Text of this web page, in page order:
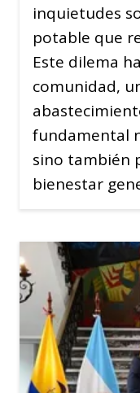
inquietudes
potable que
Este dilema
comunidad,
fundamental
sino también
bienestar